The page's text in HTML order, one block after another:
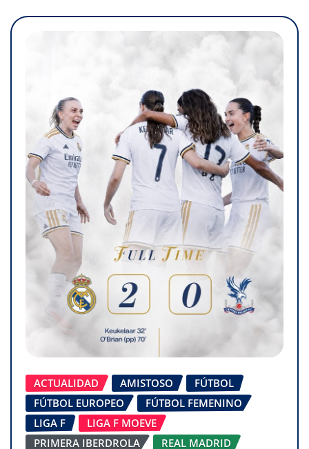
ACTUALIDAD AMISTOSO
FÚTBOL
FÚTBOL EUROPEO
FÚTBOL FEMENINO
LIGA F
LIGA F MOEVE
PRIMERA IBERDROLA
REAL MADRID